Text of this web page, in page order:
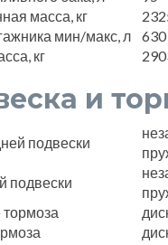
масса, кг
мин/макс, л
кг
и
подвески
подвески